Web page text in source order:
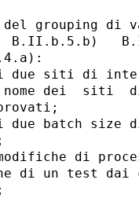
del grouping di
B.II.b.5.b)
due siti di
dei  siti
due batch size
di
di un test dai